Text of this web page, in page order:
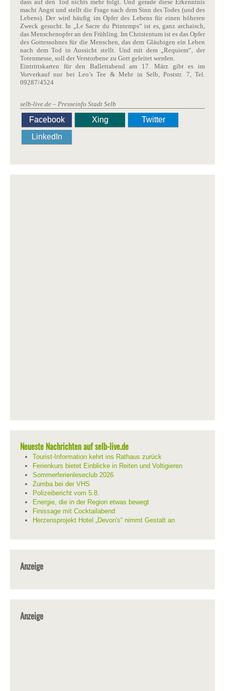
dass auf den Tod nichts mehr folgt. Und gerade diese Erkenntnis
macht Angst und stellt die Frage nach dem Sinn des Todes (und des
Lebens). Der wird häufig im Opfer des Lebens für einen höheren
Zweck gesucht. In „Le Sacre du Printemps“ ist es, ganz archaisch,
das Menschenopfer an den Frühling. Im Christentum ist es das Opfer
des Gottessohnes für die Menschen, das dem Gläubigen ein Leben
nach dem Tod in Aussicht stellt. Und mit dem „Requiem“, der
Totenmesse, soll der Verstorbene zu Gott geleitet werden.
Eintrittskarten für den Ballettabend am 17. März gibt es im
Vorverkauf nur bei Leo’s Tee & Mehr in Selb, Poststr. 7, Tel.
09287/4524
selb-live.de – Presseinfo Stadt Selb
Facebook Xing
Twitter
LinkedIn
Neueste Nachrichten auf selb-live.de
Tourist-Information kehrt ins Rathaus zurück
Ferienkurs bietet Einblicke in Reiten und Voltigieren
Sommerferienleseclub 2026
Zumba bei der VHS
Polizeibericht vom 5.8.
Energie, die in der Region etwas bewegt
Finissage mit Cocktailabend
Herzensprojekt Hotel „Devon's“ nimmt Gestalt an
Anzeige
Anzeige